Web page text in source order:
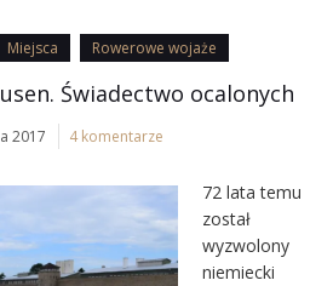
Miejsca Rowerowe wojaże
Świadectwo ocalonych
2017 4 komentarze
72 lata temu
został
wyzwolony
niemiecki